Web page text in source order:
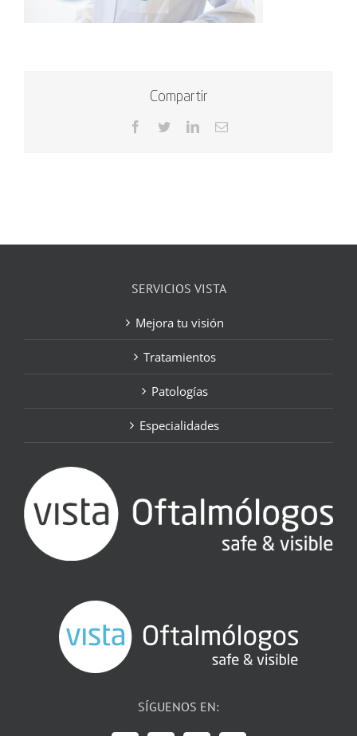
Compartir
Facebook
TwitterLinkedInCorreo
SERVICIOS VISTA
Mejora tu visión
Tratamientos
Patologías
Especialidades
SÍGUENOS EN: